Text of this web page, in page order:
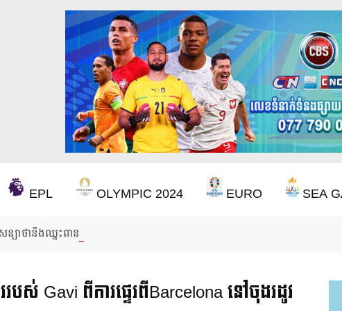
EPL OLYMPIC 2024 EURO SEA
យាថានឹងឈ្នះពានរង្វាន់បន្ថែមទៀត បន្ទាប់ពី Aston Villa ឈ្នះពាន Europa League
របស់ Gavi ពីការផ្ទេរពីBarcelona នៅចុងរដូវ